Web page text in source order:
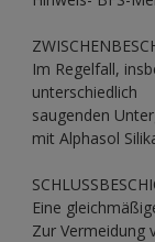
Im Regelfall,
unterschiedlich
saugenden
mit Alphasol
Eine
Zur Vermeidung